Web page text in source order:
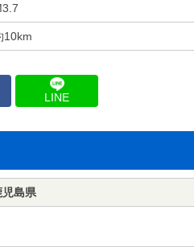
10km
LINE
児島県